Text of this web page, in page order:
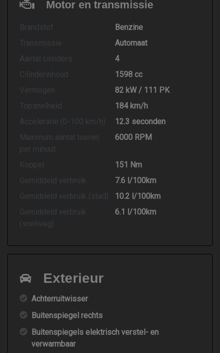
Motor en transmissie
Brandstof
Benzine
Transmissie
Automaat
Aantal cilinders
4
Cilinderinhoud
1598 cc
Vermogen
82 kW / 111 PK
Topsnelheid
184 km/h
Acceleratie (0-100 km/h)
12.3 seconden
Maximum aantal toeren
per minuut
6000 RPM
Koppel
151 Nm
Gemiddeld verbruik
7.6 l/100km
Gemiddeld verbruik (stad)
10.2 l/100km
Gemiddeld verbruik
(snelweg)
6.1 l/100km
Exterieur
Achterruitwisser
Buitenspiegel rechts
Buitenspiegels elektrisch verstel- en
verwarmbaar